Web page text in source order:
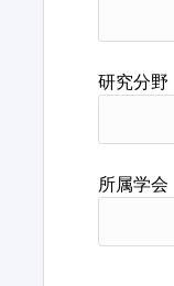
研究分野
所属学会